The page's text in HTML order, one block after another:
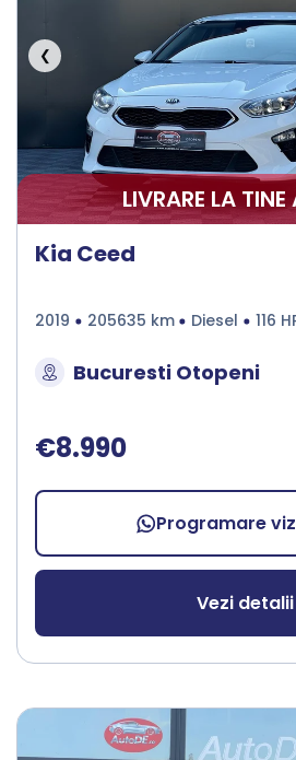
❮
LIVRARE LA
Kia Ceed
2019 205635 km Diesel 116
Bucuresti Otopeni
€8.990
Programare
Vezi detalii